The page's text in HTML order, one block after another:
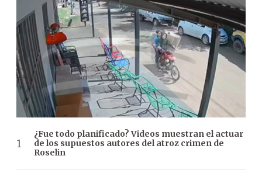
¿Fue todo planificado? Videos muestran el actuar
de los supuestos autores del atroz crimen de
Roselin